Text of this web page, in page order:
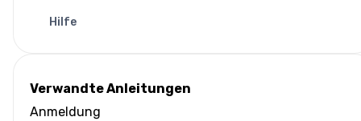
Hilfe
Verwandte Anleitungen
Anmeldung